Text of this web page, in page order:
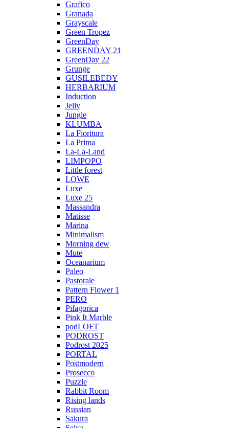
Grafico
Granada
Grayscale
Green Tropez
GreenDay
GREENDAY 21
GreenDay 22
Grunge
GUSILEBEDY
HERBARIUM
Induction
Jelly
Jungle
KLUMBA
La Fioritura
La Prima
La-La-Land
LIMPOPO
Little forest
LOWE
Luxe
Luxe 25
Massandra
Matisse
Marina
Minimalism
Morning dew
Mute
Oceanarium
Paleo
Pastorale
Pattern Flower 1
PERO
Pifagorica
Pink It Marble
podLOFT
PODROST
Podrost 2025
PORTAL
Postmodern
Prosecco
Puzzle
Rabbit Room
Rising lands
Russian
Sakura